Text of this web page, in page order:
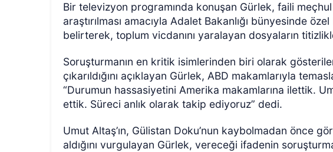
Bir televizyon programında konuşan Gürlek, faili
araştırılması amacıyla Adalet Bakanlığı bünyesinde
belirterek, toplum vicdanını yaralayan dosyaların
Soruşturmanın en kritik isimlerinden biri olarak
çıkarıldığını açıklayan Gürlek, ABD makamlarıyla
“Durumun hassasiyetini Amerika makamlarına ilettik.
ettik. Süreci anlık olarak takip ediyoruz” dedi.
Umut Altaş’ın, Gülistan Doku’nun kaybolmadan önce
aldığını vurgulayan Gürlek, vereceği ifadenin